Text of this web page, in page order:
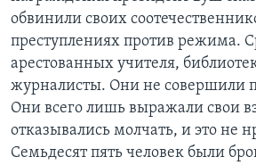
Языки
обвинили своих
преступлениях против режима.
арестованных учителя,
журналисты. Они не совершили
Они всего лишь выражали свои
отказывались молчать, и это не
Семьдесят пять человек были